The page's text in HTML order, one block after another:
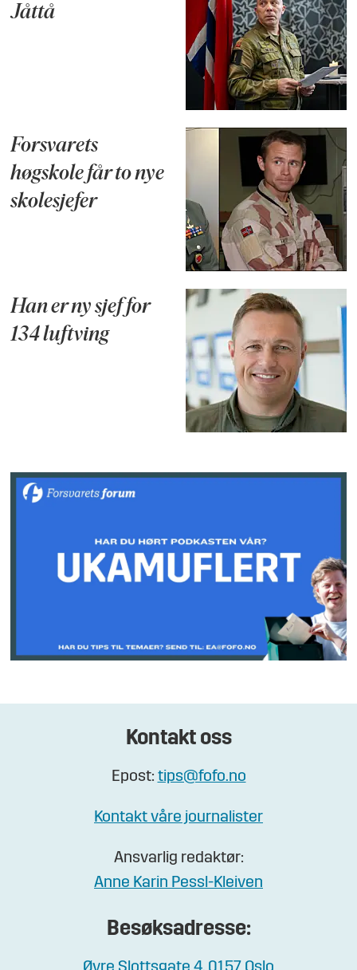
Jåttå
Forsvarets
høgskole får to nye
skolesjefer
Han er ny sjef for
134 luftving
Kontakt oss
Epost: tips@fofo.no
Kontakt våre journalister
Ansvarlig redaktør:
Anne Karin Pessl-Kleiven
Besøksadresse: